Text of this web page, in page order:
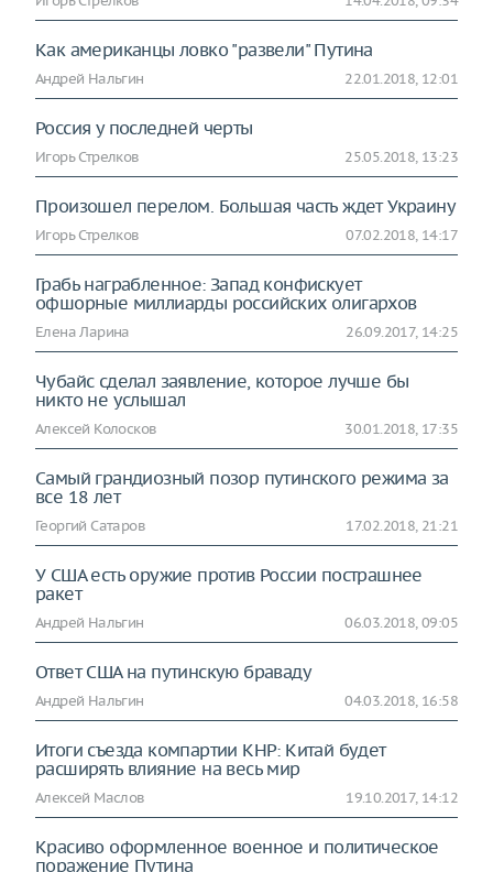
Как американцы ловко "развели" Путина
Андрей Нальгин 22.01.2018, 12:01
Россия у последней черты
Игорь Стрелков 25.05.2018, 13:23
Произошел перелом. Большая часть ждет Украину
Игорь Стрелков 07.02.2018, 14:17
Грабь награбленное: Запад конфискует
офшорные миллиарды российских олигархов
Елена Ларина 26.09.2017, 14:25
Чубайс сделал заявление, которое лучше бы
никто не услышал
Алексей Колосков 30.01.2018, 17:35
Самый грандиозный позор путинского режима за
все 18 лет
Георгий Сатаров 17.02.2018, 21:21
У США есть оружие против России пострашнее
ракет
Андрей Нальгин 06.03.2018, 09:05
Ответ США на путинскую браваду
Андрей Нальгин 04.03.2018, 16:58
Итоги съезда компартии КНР: Китай будет
расширять влияние на весь мир
Алексей Маслов 19.10.2017, 14:12
Красиво оформленное военное и политическое
поражение Путина